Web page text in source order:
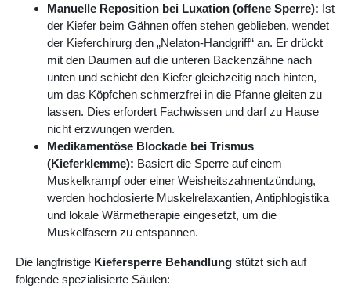
Manuelle Reposition bei Luxation (offene Sperre): Ist
der Kiefer beim Gähnen offen stehen geblieben, wendet
der Kieferchirurg den „Nelaton-Handgriff“ an. Er drückt
mit den Daumen auf die unteren Backenzähne nach
unten und schiebt den Kiefer gleichzeitig nach hinten,
um das Köpfchen schmerzfrei in die Pfanne gleiten zu
lassen. Dies erfordert Fachwissen und darf zu Hause
nicht erzwungen werden.
Medikamentöse Blockade bei Trismus
(Kieferklemme): Basiert die Sperre auf einem
Muskelkrampf oder einer Weisheitszahnentzündung,
werden hochdosierte Muskelrelaxantien, Antiphlogistika
und lokale Wärmetherapie eingesetzt, um die
Muskelfasern zu entspannen.
Die langfristige Kiefersperre Behandlung stützt sich auf
folgende spezialisierte Säulen: